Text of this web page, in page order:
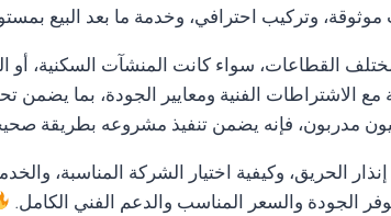
وتركيب احترافي، وخدمة ما بعد البيع
القطاعات، سواء كانت المنشآت السكنية، أو
مع الاشتراطات الفنية ومعايير الجودة، بما
مدربون، فإنه يضمن تنفيذ مشروعه بطريقة
الحريق، وكيفية اختيار الشركة المناسبة،
الجودة والسعر المناسب والدعم الفني الكامل.